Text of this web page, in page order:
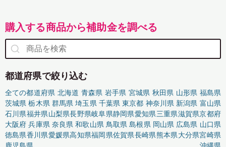
購入する商品から補助金を調べる
都道府県で絞り込む
全ての都道府県 北海道 青森県 岩手県 宮城県 秋田県 山形県 福島県
茨城県 栃木県 群馬県 埼玉県 千葉県 東京都 神奈川県 新潟県 富山県
石川県福井県山梨県長野県岐阜県静岡県愛知県三重県滋賀県京都府
大阪府 兵庫県 奈良県 和歌山県 鳥取県 島根県 岡山県 広島県 山口県
徳島県香川県愛媛県高知県福岡県佐賀県長崎県熊本県大分県宮崎県
鹿児島県
沖縄県